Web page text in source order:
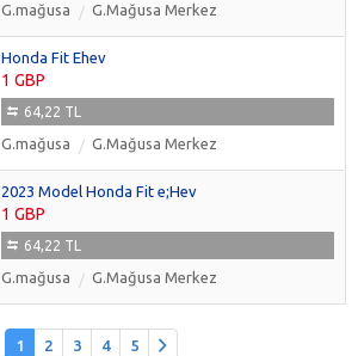
G.mağusa G.Mağusa Merkez
Honda Fit Ehev
1 GBP
64,22 TL
G.mağusa G.Mağusa Merkez
2023 Model Honda Fit e;Hev
1 GBP
64,22 TL
G.mağusa G.Mağusa Merkez
1 2 3 4 5